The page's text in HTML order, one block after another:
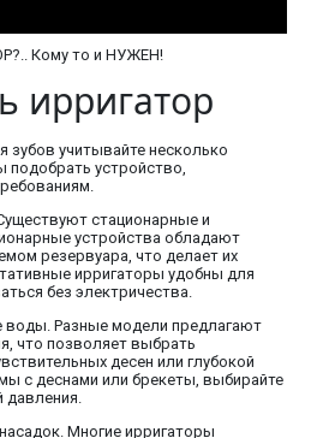
Кому то и НУЖЕН!
ирригатор
учитывайте несколько
устройство,
стационарные и
устройства обладают
резервуара, что делает их
ирригаторы удобны для
без электричества.
Разные модели предлагают
что позволяет выбрать
десен или глубокой
с деснами или брекеты, выбирайте
давления.
Многие ирригаторы